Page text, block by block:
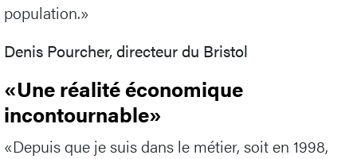
population.»
Denis Pourcher, directeur du Bristol
«Une réalité économique
incontournable»
«Depuis que je suis dans le métier, soit en 1998,